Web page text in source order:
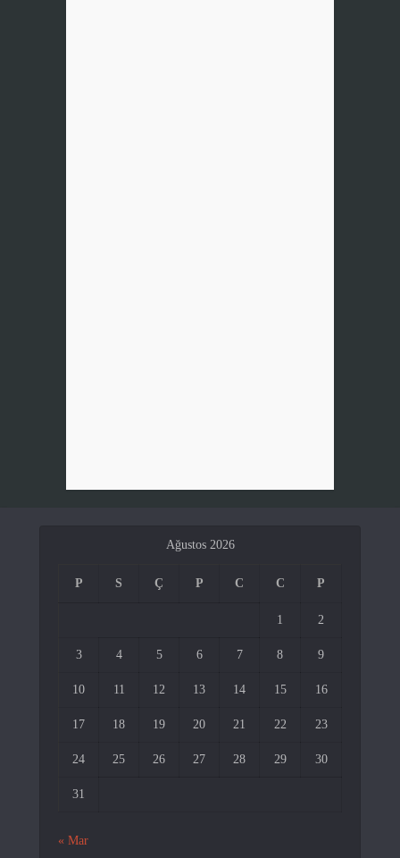
Ağustos 2026
P S Ç P C C P
1 2
3 4 5 6 7 8 9
10 11 12 13 14 15 16
17 18 19 20 21 22 23
24 25 26 27 28 29 30
31
« Mar